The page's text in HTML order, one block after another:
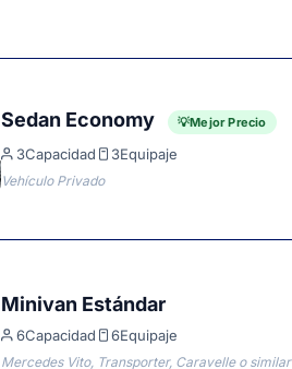
Sedan Economy Mejor Precio
3Capacidad 3Equipaje
Vehículo Privado
Minivan Estándar
6Capacidad 6Equipaje
Mercedes Vito, Transporter, Caravelle o similar